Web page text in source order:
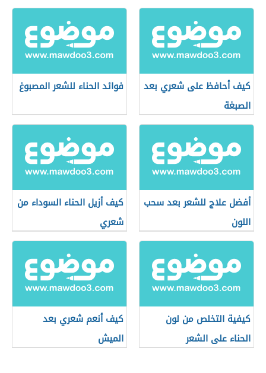
كيف أحافظ على شعري بعد
الصبغة
فوائد الحناء للشعر المصبوغ
أفضل علاج للشعر بعد سحب
اللون
كيف أزيل الحناء السوداء من
شعري
كيفية التخلص من لون
الحناء على الشعر
كيف أنعم شعري بعد
الميش